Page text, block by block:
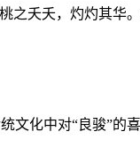
夭夭，灼灼其华
文化中对“良骏”的喜